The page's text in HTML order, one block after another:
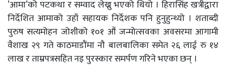
’आमा’को पटकथा र सम्वाद लेख्नु भएको थियो । हिरासिंह खत्रीद्वारा
निर्देशित आमाको उहाँ सहायक निर्देशक पनि हुनुहुन्थ्यो । शताब्दी
पुरुष सत्यमोहन जोशीको १०१ औं जन्मोत्सवका अवसरमा आगामी
वैशाख २९ गते काठमाडौंमा नौ बालबालिका समेत २६ लाई रु १४
लाख र ताम्रपत्रसहित नइ पुरस्कार समर्पण गरिने भएका छन् ।